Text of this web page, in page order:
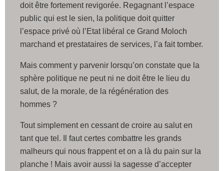
doit être fortement revigorée. Regagnant l’espace
public qui est le sien, la politique doit quitter
l’espace privé où l’Etat libéral ce Grand Moloch
marchand et prestataires de services, l’a fait tomber.
Mais comment y parvenir lorsqu’on constate que la
sphère politique ne peut ni ne doit être le lieu du
salut, de la morale, de la régénération des
hommes ?
Tout simplement en cessant de croire au salut en
tant que tel. Il faut certes combattre les grands
malheurs qui nous frappent et on a là du pain sur la
planche ! Mais avoir aussi la sagesse d’accepter